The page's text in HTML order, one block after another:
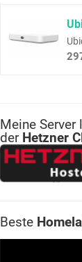
Meine
der Hetzner
Beste